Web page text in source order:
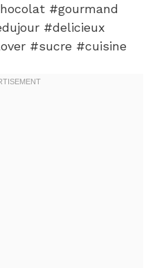
#gourmand
#delicieux
#sucre #cuisine